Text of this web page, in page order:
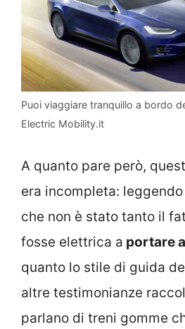
Puoi viaggiare tranquillo a bordo
Electric Mobility.it
A quanto pare però,
era incompleta:
che non è stato tanto il
fosse elettrica a portare
quanto lo stile di guida
altre testimonianze
parlano di treni gomme